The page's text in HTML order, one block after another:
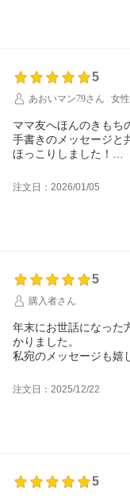
5
あおいマン79さん
女性
ママ友へほんのきもち
手書きのメッセージと
ほっこりしました！
喜んでくれるといいな
注文日：2026/01/05
5
購入者さん
年末にお世話になった
かりました。
私宛のメッセージも嬉
また機会がありました
注文日：2025/12/22
5